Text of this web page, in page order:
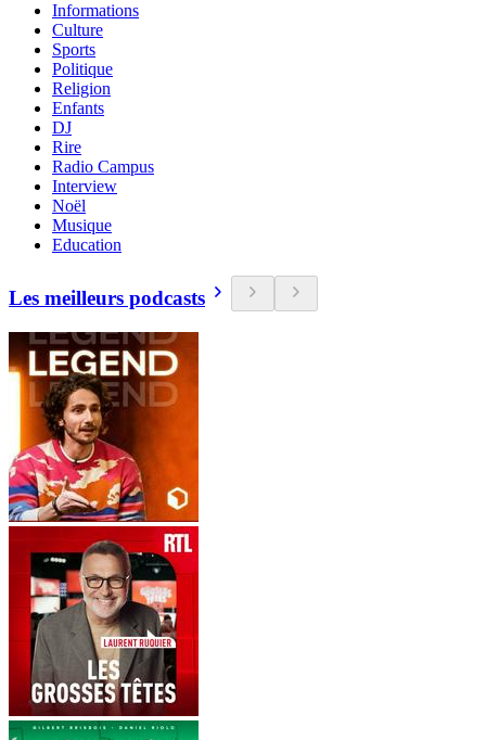
Informations
Culture
Sports
Politique
Religion
Enfants
DJ
Rire
Radio Campus
Interview
Noël
Musique
Education
Les meilleurs podcasts